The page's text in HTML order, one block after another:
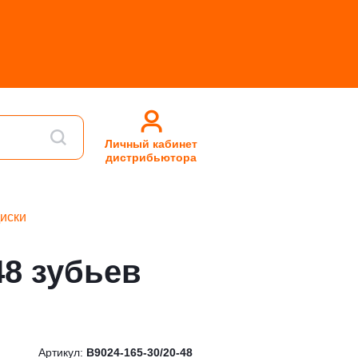
Личный кабинет
дистрибьютора
зубьев
Артикул: B9024-165-30/20-48